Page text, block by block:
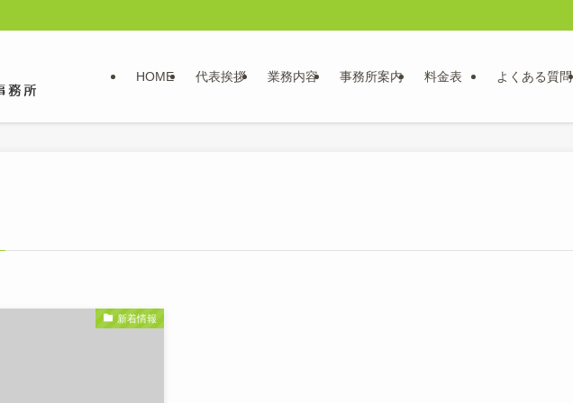
HOME 代表挨拶 業務内容 事務所案内 料金表 よくある質問
新着情報